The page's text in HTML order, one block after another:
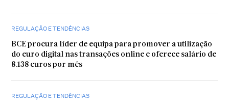
REGULAÇÃO E TENDÊNCIAS
BCE procura líder de equipa para promover a utilização
do euro digital nas transações online e oferece salário de
8.138 euros por mês
REGULAÇÃO E TENDÊNCIAS